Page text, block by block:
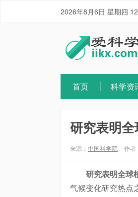
2026年8月6日 星期四
首页 科学资
研究表明
来源： 中国科学院 作者
研究表明全球
气候变化研究热点